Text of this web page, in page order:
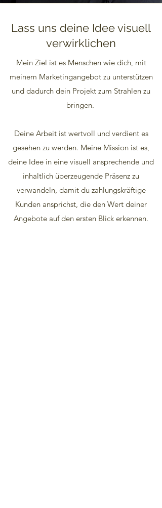
Lass uns deine Idee visuell
verwirklichen
Mein Ziel ist es Menschen wie dich, mit
meinem Marketingangebot zu unterstützen
und dadurch dein Projekt zum Strahlen zu
bringen.
Deine Arbeit ist wertvoll und verdient es
gesehen zu werden. Meine Mission ist es,
deine Idee in eine visuell ansprechende und
inhaltlich überzeugende Präsenz zu
verwandeln, damit du zahlungskräftige
Kunden ansprichst, die den Wert deiner
Angebote auf den ersten Blick erkennen.